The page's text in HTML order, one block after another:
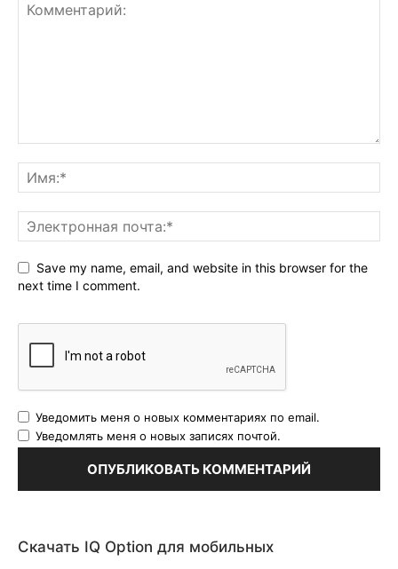
Save my name, email, and website in this browser for the
next time I comment.
Уведомить меня о новых комментариях по email.
Уведомлять меня о новых записях почтой.
Скачать IQ Option для мобильных